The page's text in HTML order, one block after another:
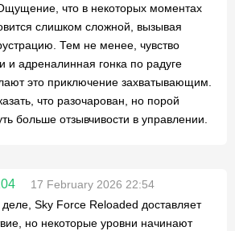
что в некоторых моментах
слишком сложной, вызывая
Тем не менее, чувство
и адреналинная гонка по радуге
это приключение захватывающим.
что разочарован, но порой
больше отзывчивости в управлении.
17 February 2026 22:54
Sky Force Reloaded доставляет
но некоторые уровни начинают